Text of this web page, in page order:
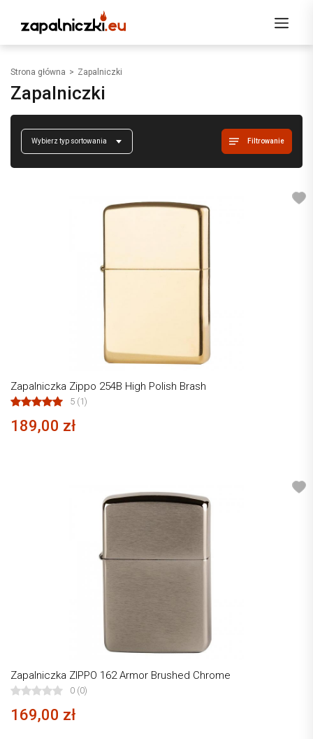
Strona główna Zapalniczki
Zapalniczki
Wybierz typ sortowania Filtrowanie
Zapalniczka Zippo 254B High Polish Brash
5 (1)
189,00 zł
Zapalniczka ZIPPO 162 Armor Brushed Chrome
0 (0)
169,00 zł